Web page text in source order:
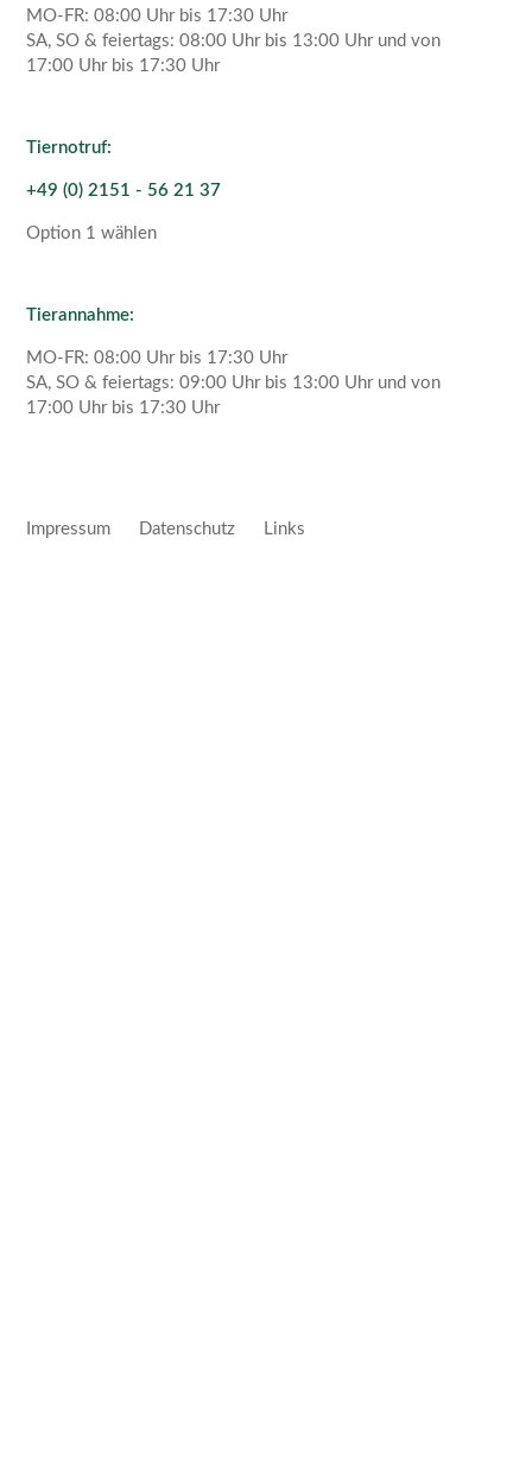
MO-FR: 08:00 Uhr bis 17:30 Uhr
SA, SO & feiertags: 08:00 Uhr bis 13:00 Uhr und von
17:00 Uhr bis 17:30 Uhr
Tiernotruf:
+49 (0) 2151 - 56 21 37
Option 1 wählen
Tierannahme:
MO-FR: 08:00 Uhr bis 17:30 Uhr
SA, SO & feiertags: 09:00 Uhr bis 13:00 Uhr und von
17:00 Uhr bis 17:30 Uhr
Impressum Datenschutz Links